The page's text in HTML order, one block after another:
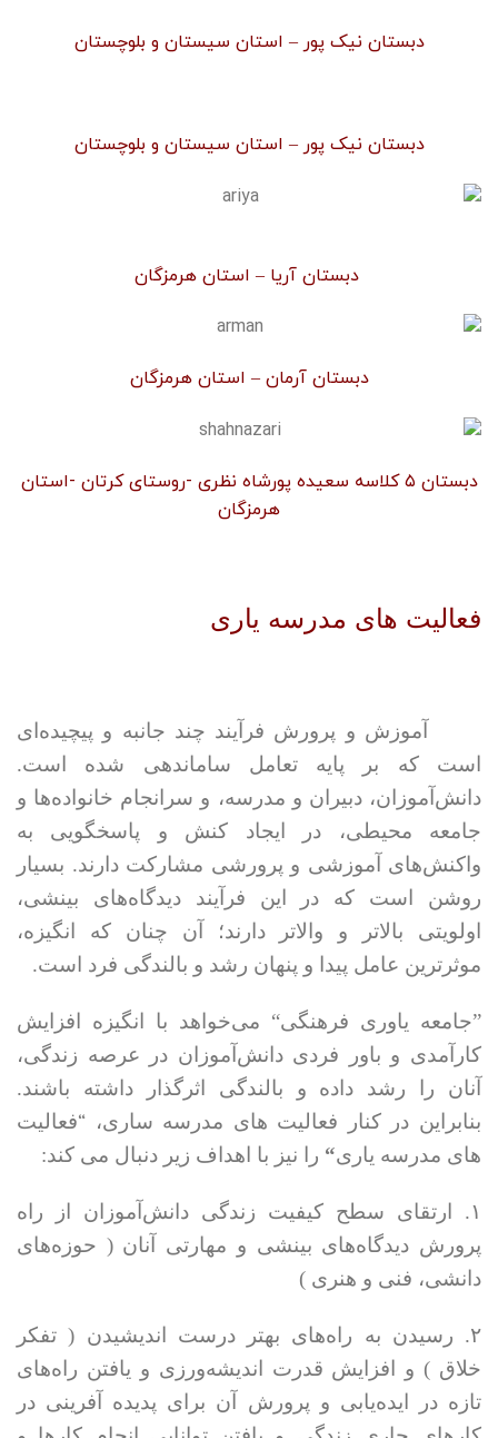
دبستان نیک پور – استان سیستان و بلوچستان
دبستان نیک پور – استان سیستان و بلوچستان
دبستان آریا – استان هرمزگان
دبستان آرمان – استان هرمزگان
دبستان ۵ کلاسه سعیده پورشاه نظری -روستای کرتان -استان
هرمزگان
فعالیت های مدرسه یاری
آموزش و پرورش فرآیند چند جانبه و پیچیده‌ای
است که بر پایه تعامل ساماندهی شده است.
دانش‌‌آموزان، دبیران و مدرسه، و سرانجام خانواده‌ها و
جامعه محیطی، در ایجاد کنش و پاسخگویی به
واکنش‌های آموزشی و پرورشی مشارکت دارند. بسیار
روشن است که در این فرآیند دیدگاه‌های بینشی،
اولویتی بالاتر و والاتر دارند؛ آن چنان که انگیزه،
موثرترین عامل پیدا و پنهان رشد و بالندگی فرد است.
”جامعه یاوری فرهنگی‌“ می‌خواهد با انگیزه افزایش
کارآمدی و باور فردی دانش‌آموزان در عرصه زندگی،
آنان را رشد داده و بالندگی اثرگذار داشته باشند.
بنابراین در کنار فعالیت های مدرسه ساری، “فعالیت
های مدرسه یاری“ را نیز با اهداف زیر دنبال می کند:
۱. ارتقای سطح کیفیت زندگی دانش‌آموزان از راه
پرورش دیدگاه‌های بینشی و مهارتی آنان ( حوزه‌های
دانشی، فنی و هنری )
۲. رسیدن به راه‌های بهتر درست اندیشیدن ( تفکر
خلاق ) و افزایش قدرت اندیشه‌ورزی و یافتن راه‌های
تازه در ایده‌یابی و پرورش آن برای پدیده آفرینی در